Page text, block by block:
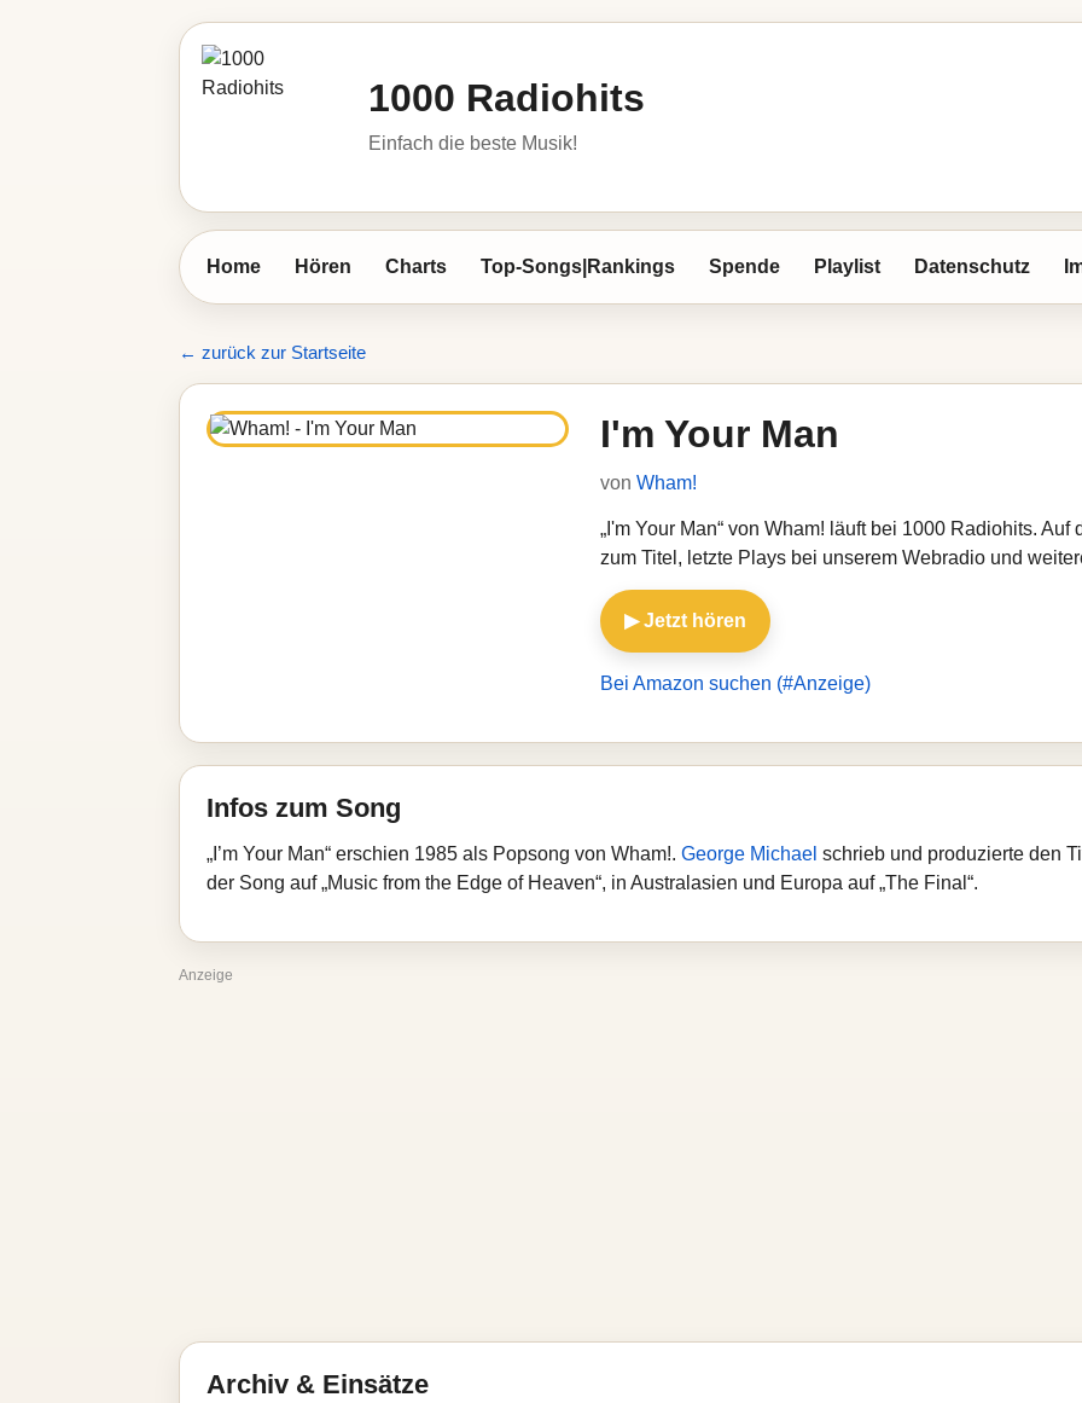
1000 Radiohits
Einfach die beste Musik!
Home Hören Charts Top-Songs|Rankings Spende Playlist Datenschutz
← zurück zur Startseite
I'm Your Man
von Wham!
„I'm Your Man“ von Wham! läuft bei 1000 Radiohits.
zum Titel, letzte Plays bei unserem Webradio und
▶ Jetzt hören
Bei Amazon suchen (#Anzeige)
Infos zum Song
„I’m Your Man“ erschien 1985 als Popsong von Wham!. George Michael schrieb und produzierte den
der Song auf „Music from the Edge of Heaven“, in Australasien und Europa auf „The Final“.
Anzeige
Archiv & Einsätze